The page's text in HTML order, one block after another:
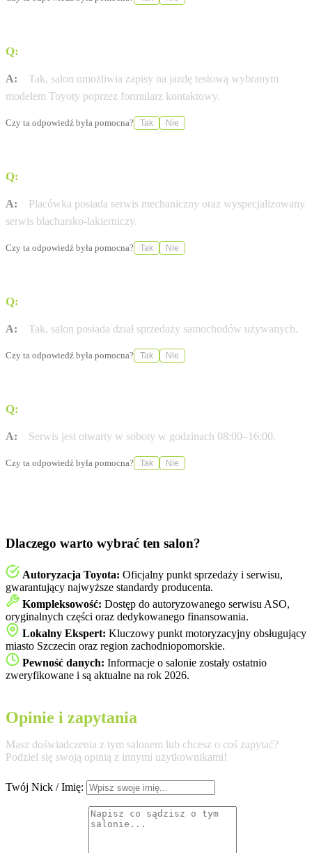
Q:
A:
Tak, salon umożliwia zapisy na jazdę testową wybranym
modelem Toyoty poprzez formularz kontaktowy.
Czy ta odpowiedź była pomocna? Tak Nie
Q:
A:
Placówka posiada serwis mechaniczny oraz wyspecjalizowany
serwis blacharsko-lakierniczy.
Czy ta odpowiedź była pomocna? Tak Nie
Q:
A: Tak, salon posiada dział sprzedaży samochodów używanych.
Czy ta odpowiedź była pomocna? Tak Nie
Q:
A: Serwis jest otwarty w soboty w godzinach 08:00–16:00.
Czy ta odpowiedź była pomocna? Tak Nie
Dlaczego warto wybrać ten salon?
Autoryzacja Toyota: Oficjalny punkt sprzedaży i serwisu,
gwarantujący najwyższe standardy producenta.
Kompleksowość: Dostęp do autoryzowanego serwisu ASO,
oryginalnych części oraz dedykowanego finansowania.
Lokalny Ekspert: Kluczowy punkt motoryzacyjny obsługujący
miasto Szczecin oraz region zachodniopomorskie.
Pewność danych: Informacje o salonie zostały ostatnio
zweryfikowane i są aktualne na rok 2026.
Opinie i zapytania
Masz doświadczenia z tym salonem lub chcesz o coś zapytać?
Podziel się swoją opinią z innymi użytkownikami!
Twój Nick / Imię: